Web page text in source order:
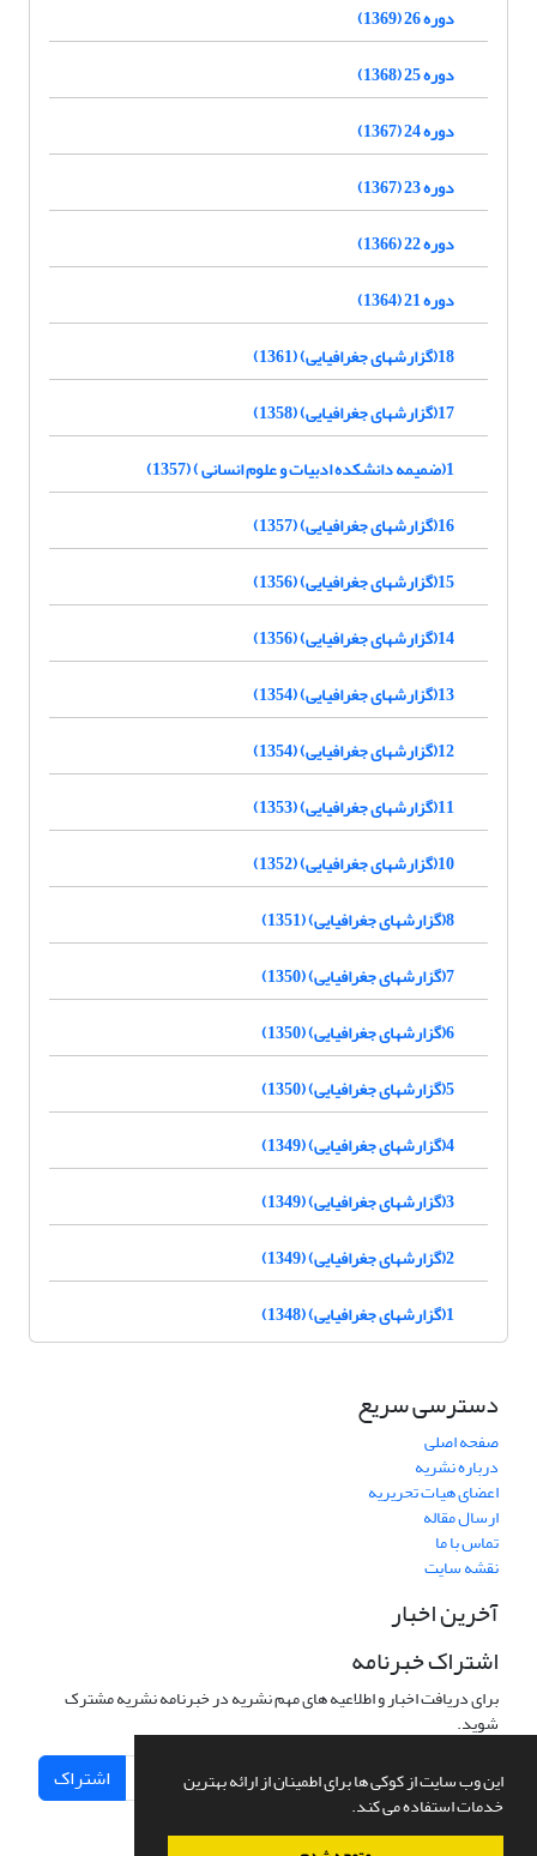
این وب سایت از کوکی ها برای اطمینان از ارائه بهترین
خدمات استفاده می کند.
دوره 26 (1369)
دوره 25 (1368)
دوره 24 (1367)
دوره 23 (1367)
دوره 22 (1366)
دوره 21 (1364)
18(گزارشهای جغرافیایی) (1361)
17(گزارشهای جغرافیایی) (1358)
1(ضمیمه دانشکده ادبیات و علوم انسانی ) (1357)
16(گزارشهای جغرافیایی) (1357)
15(گزارشهای جغرافیایی) (1356)
14(گزارشهای جغرافیایی) (1356)
13(گزارشهای جغرافیایی) (1354)
12(گزارشهای جغرافیایی) (1354)
11(گزارشهای جغرافیایی) (1353)
10(گزارشهای جغرافیایی) (1352)
8(گزارشهای جغرافیایی) (1351)
7(گزارشهای جغرافیایی) (1350)
6(گزارشهای جغرافیایی) (1350)
5(گزارشهای جغرافیایی) (1350)
4(گزارشهای جغرافیایی) (1349)
3(گزارشهای جغرافیایی) (1349)
2(گزارشهای جغرافیایی) (1349)
1(گزارشهای جغرافیایی) (1348)
دسترسی سریع
صفحه اصلی
درباره نشریه
اعضای هیات تحریریه
ارسال مقاله
تماس با ما
نقشه سایت
آخرین اخبار
اشتراک خبرنامه
برای دریافت اخبار و اطلاعیه های مهم نشریه در خبرنامه نشریه مشترک
شوید.
اشتراک